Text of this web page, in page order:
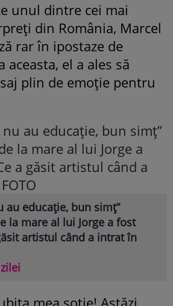
unul dintre cei mai
din România, Marcel
rar în ipostaze de
aceasta, el a ales să
plin de emoție pentru
au educație, bun simț”
la mare al lui Jorge a fost
artistul când a intrat în